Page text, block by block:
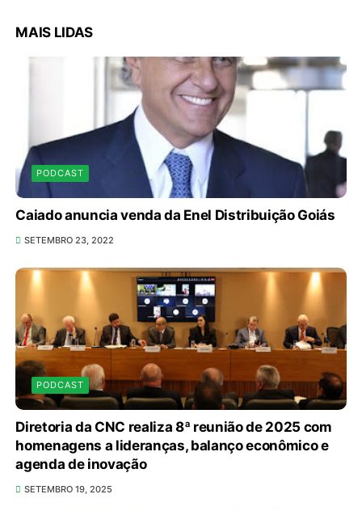
MAIS LIDAS
PODCAST
Caiado anuncia venda da Enel Distribuição Goiás
SETEMBRO 23, 2022
PODCAST
Diretoria da CNC realiza 8ª reunião de 2025 com
homenagens a lideranças, balanço econômico e
agenda de inovação
SETEMBRO 19, 2025